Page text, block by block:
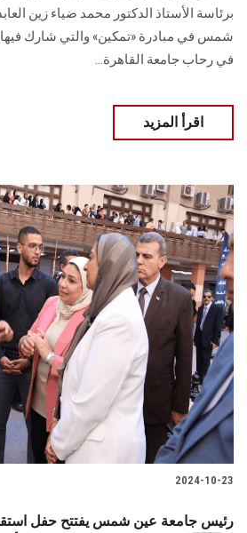
برئاسة الأستاذ الدكتور محمد ضياء زين
شمس في مبادرة «تمكين» والتي شارك فيها
في رحاب جامعة القاهرة...
اقرأ المزيد
2024-10-23
رئيس جامعة عين شمس يفتتح حفل